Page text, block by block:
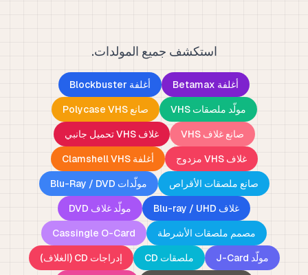
استكشف جميع المولدات.
أغلفة Betamax
أغلفة Blockbuster
مولّد ملصقات VHS
صانع Polycase VHS
صانع غلاف VHS
غلاف VHS تحميل جانبي
غلاف VHS مزدوج
أغلفة Clamshell VHS
صانع ملصقات الأقراص
مولّدات Blu-Ray / DVD
غلاف Blu-ray / UHD
مولّد غلاف DVD
مصمم ملصقات الأشرطة
Cassingle O-Card
مولّد J-Card
ملصقات CD
إدراجات CD (الغلاف)